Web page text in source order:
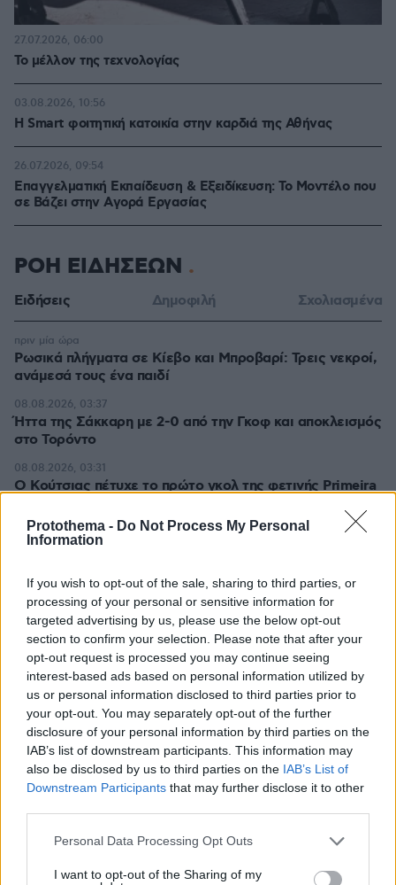
Protothema - Do Not Process My Personal
Information
If you wish to opt-out of the sale, sharing to third parties, or
processing of your personal or sensitive information for
targeted advertising by us, please use the below opt-out
section to confirm your selection. Please note that after your
opt-out request is processed you may continue seeing
interest-based ads based on personal information utilized by
us or personal information disclosed to third parties prior to
your opt-out. You may separately opt-out of the further
disclosure of your personal information by third parties on the
IAB’s list of downstream participants. This information may
also be disclosed by us to third parties on the IAB’s List of
Downstream Participants that may further disclose it to other
Please note that this website/app uses one or more Google
not limited to your visit or usage behaviour. You may click to
Personal Data Processing Opt Outs
I want to opt-out of the Sharing of my
Το μέλλον της τεχνολογίας
27.07.2026, 06:00
Η Smart φοιτητική κατοικία στην καρδιά της Αθήνας
03.08.2026, 10:56
Επαγγελματική Εκπαίδευση & Εξειδίκευση: Το Mοντέλο που
σε Bάζει στην Aγορά Eργασίας
26.07.2026, 09:54
ΡΟΗ ΕΙΔΗΣΕΩΝ
Ειδήσεις Δημοφιλή Σχολιασμένα
Ρωσικά πλήγματα σε Κίεβο και Μπροβαρί: Τρεις νεκροί,
ανάμεσά τους ένα παιδί
πριν μία ώρα
Ήττα της Σάκκαρη με 2-0 από την Γκοφ και αποκλεισμός
στο Τορόντο
08.08.2026, 03:37
Ο Κούτσιας πέτυχε το πρώτο γκολ της φετινής Primeira
08.08.2026, 03:31
Ο Τραμπ προσφεύγει στο Ανώτατο Δικαστήριο: «Εθνική
Οίκου
08.08.2026, 03:00
Ορκίστηκε πρόεδρος της Κολομβίας ο Αμπελάρδο ντε
λα Εσπριέγια, δείτε βίντεο
08.08.2026, 02:28
Αποκαλύψεις Telegraph για τον Ινφαντίνο: Η εξαψήφια
αποζημίωση σε πρώην εργαζόμενη της UEFA και η
φερόμενη σχέση τους
08.08.2026, 01:56
Ρωσία για το drone με εκρηκτικά σε γερμανικό
αεροδρόμιο: «Βιαστικά στημένη προβοκάτσια»
08.08.2026, 01:25
Ιδέες για πρωινό έτοιμο από το βράδυ: Εύκολες και